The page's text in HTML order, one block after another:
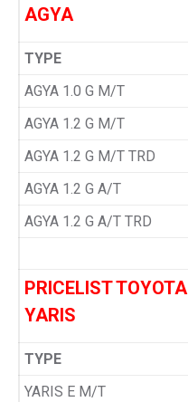
AGYA
TYPE
AGYA 1.0 G M/T
AGYA 1.2 G M/T
AGYA 1.2 G M/T TRD
AGYA 1.2 G A/T
AGYA 1.2 G A/T TRD
PRICELIST TOYOTA
YARIS
TYPE
YARIS E M/T